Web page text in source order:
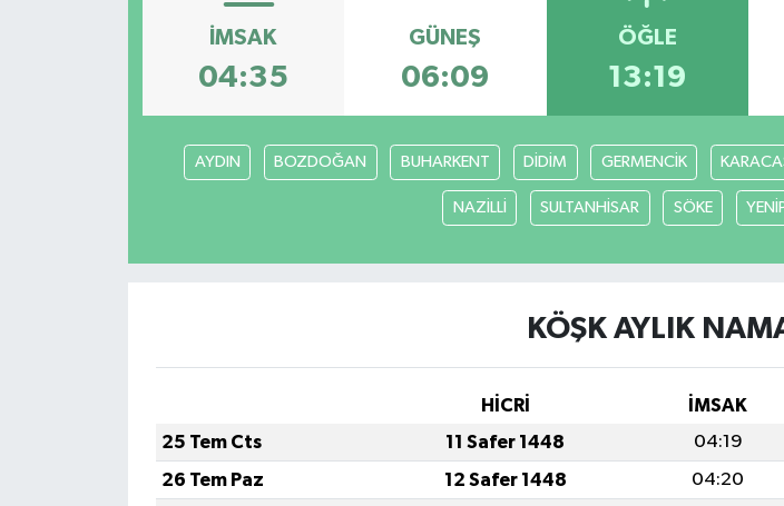
İMSAK
04:35
GÜNEŞ
06:09
ÖĞLE
13:19
AYDIN BOZDOĞAN BUHARKENT DİDİM GERMENCİK
NAZİLLİ SULTANHİSAR SÖKE
KÖŞK AYLIK
HİCRİ İMSAK
25 Tem Cts
11 Safer 1448 04:19
26 Tem Paz
12 Safer 1448 04:20
FİNANS